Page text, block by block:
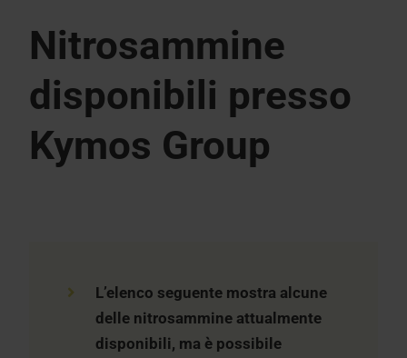
Nitrosammine
disponibili presso
Kymos Group
L’elenco seguente mostra alcune
delle nitrosammine attualmente
disponibili, ma è possibile